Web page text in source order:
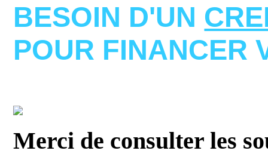
BESOIN D'UN
POUR FINANCER
Merci de consulter les